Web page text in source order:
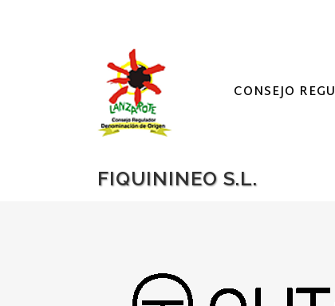
CONSEJO
FIQUININEO S.L.